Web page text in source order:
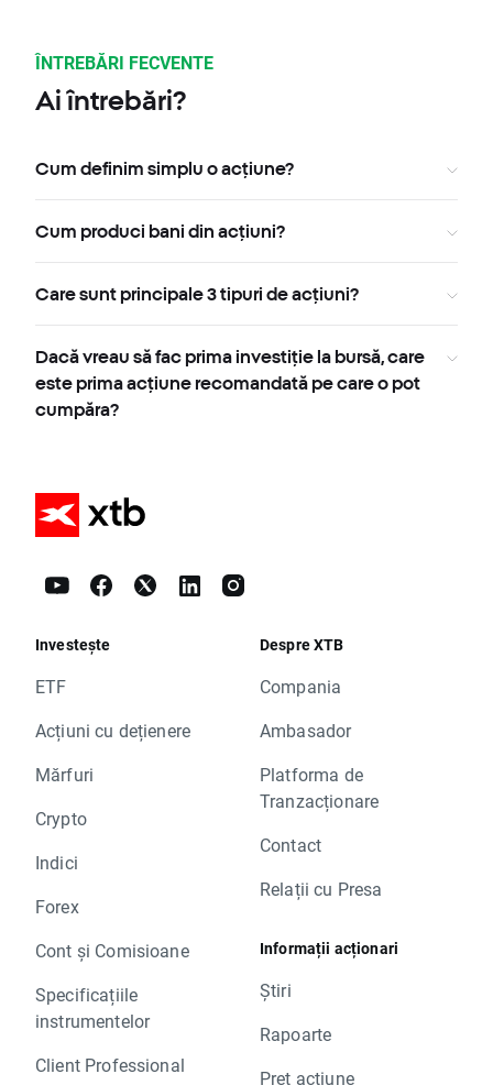
ÎNTREBĂRI FECVENTE
Ai întrebări?
Cum definim simplu o acțiune?
Cum produci bani din acțiuni?
Care sunt principale 3 tipuri de acțiuni?
Dacă vreau să fac prima investiție la bursă, care
este prima acțiune recomandată pe care o pot
cumpăra?
Investește
ETF
Acțiuni cu dețienere
Mărfuri
Crypto
Indici
Forex
Cont și Comisioane
Specificațiile
instrumentelor
Client Professional
Despre XTB
Compania
Ambasador
Platforma de
Tranzacționare
Contact
Relații cu Presa
Informații acționari
Știri
Rapoarte
Preț acțiune